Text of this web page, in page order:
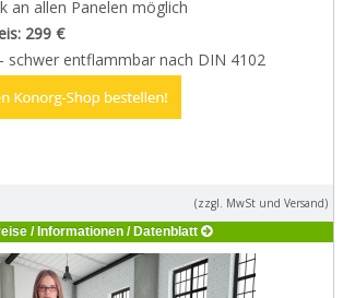
an allen Panelen möglich
299 €
schwer entflammbar nach DIN 4102
(zzgl. MwSt und Versand)
/ Informationen / Datenblatt